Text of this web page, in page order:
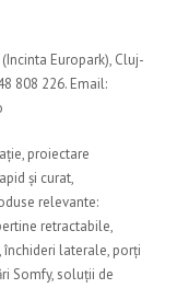
Europark), Cluj-
808 226. Email:
proiectare
și curat,
relevante:
retractabile,
laterale, porți
Somfy, soluții de